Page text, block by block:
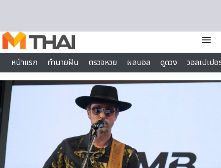
menu
หน้าแรก
ทำนายฝัน ตรวจหวย ผลบอล ดูดวง
วอลเปเป
ไลฟ์สไตล์